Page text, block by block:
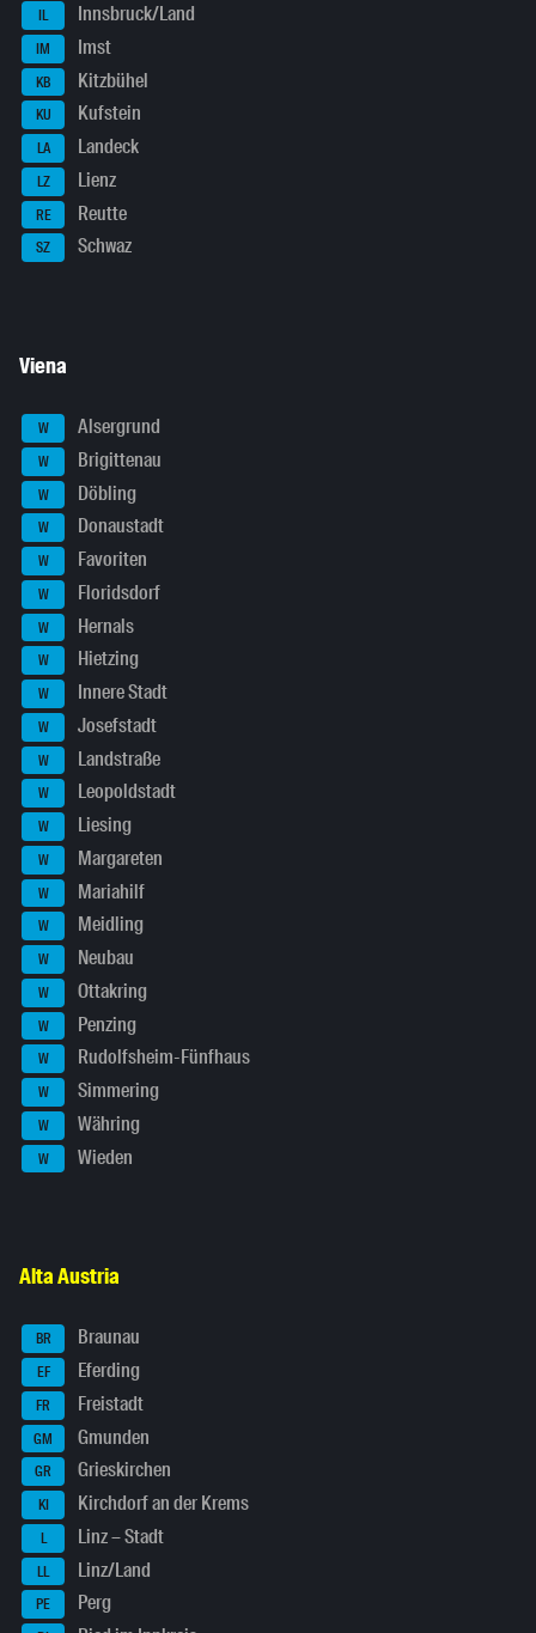
IL Innsbruck/Land
IM Imst
KB Kitzbühel
KU Kufstein
LA Landeck
LZ Lienz
RE Reutte
SZ Schwaz
Viena
W Alsergrund
W Brigittenau
W Döbling
W Donaustadt
W Favoriten
W Floridsdorf
W Hernals
W Hietzing
W Innere Stadt
W Josefstadt
W Landstraße
W Leopoldstadt
W Liesing
W Margareten
W Mariahilf
W Meidling
W Neubau
W Ottakring
W Penzing
W Rudolfsheim-Fünfhaus
W Simmering
W Währing
W Wieden
Alta Austria
BR Braunau
EF Eferding
FR Freistadt
GM Gmunden
GR Grieskirchen
KI Kirchdorf an der Krems
L Linz – Stadt
LL Linz/Land
PE Perg